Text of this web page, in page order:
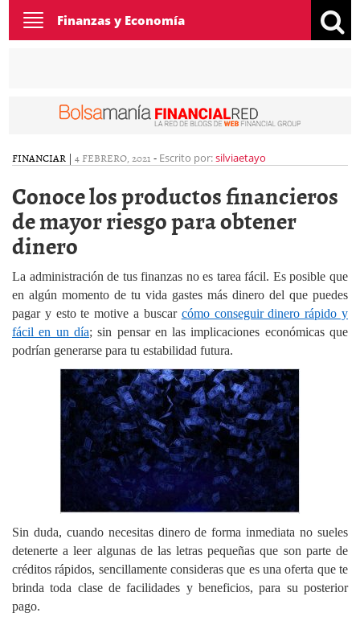
Toggle
navigation
Finanzas y Economía
FINANCIAR | 4 FEBRERO, 2021 - Escrito por:silviaetayo
Conoce los productos financieros
de mayor riesgo para obtener
dinero
La administración de tus finanzas no es tarea fácil. Es posible que
en algún momento de tu vida gastes más dinero del que puedes
pagar y esto te motive a buscar cómo conseguir dinero rápido y
fácil en un día; sin pensar en las implicaciones económicas que
podrían generarse para tu estabilidad futura.
Sin duda, cuando necesitas dinero de forma inmediata no sueles
detenerte a leer algunas de las letras pequeñas que son parte de
créditos rápidos, sencillamente consideras que es una oferta que te
brinda toda clase de facilidades y beneficios, para su posterior
pago.